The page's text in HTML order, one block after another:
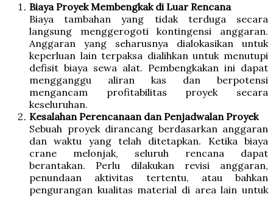
Biaya Proyek Membengkak di Luar Rencana
Biaya tambahan yang tidak terduga secara
langsung menggerogoti kontingensi anggaran.
Anggaran yang seharusnya dialokasikan untuk
keperluan lain terpaksa dialihkan untuk menutupi
defisit biaya sewa alat. Pembengkakan ini dapat
mengganggu aliran kas dan berpotensi
mengancam profitabilitas proyek secara
keseluruhan.
Kesalahan Perencanaan dan Penjadwalan Proyek
Sebuah proyek dirancang berdasarkan anggaran
dan waktu yang telah ditetapkan. Ketika biaya
crane melonjak, seluruh rencana dapat
berantakan. Perlu dilakukan revisi anggaran,
penundaan aktivitas tertentu, atau bahkan
pengurangan kualitas material di area lain untuk